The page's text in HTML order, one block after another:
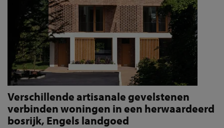
Verschillende artisanale gevelstenen
verbinden woningen in een herwaardeerd
bosrijk, Engels landgoed